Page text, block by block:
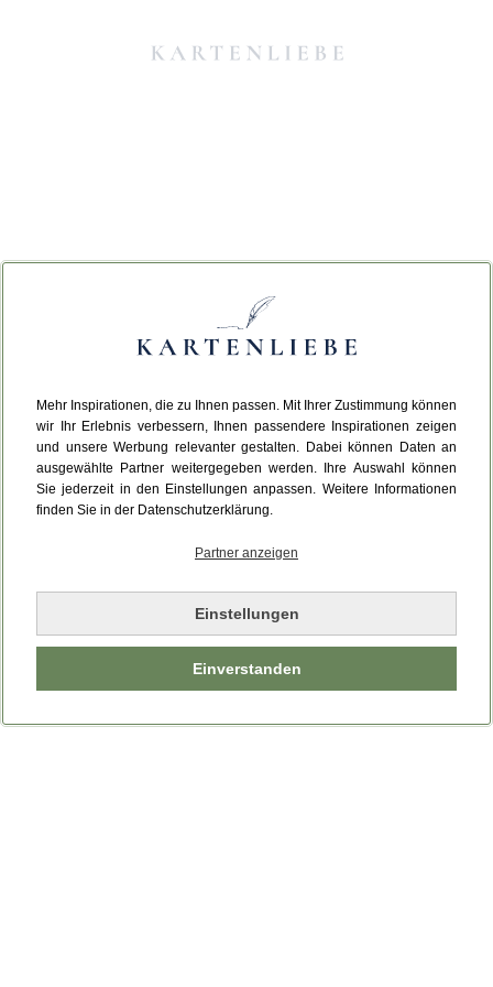
Mehr Inspirationen, die zu Ihnen passen. Mit Ihrer Zustimmung können
wir Ihr Erlebnis verbessern, Ihnen passendere Inspirationen zeigen
und unsere Werbung relevanter gestalten. Dabei können Daten an
ausgewählte Partner weitergegeben werden. Ihre Auswahl können
Sie jederzeit in den Einstellungen anpassen. Weitere Informationen
finden Sie in der Datenschutzerklärung.
Partner anzeigen
Einstellungen
Einverstanden
Da ist etwas schiefgelaufen.
Leider ist ein technischer Fehler aufgetreten.
Bitte laden Sie die Seite neu.